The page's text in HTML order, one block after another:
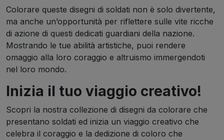
Colorare queste disegni di soldati non è solo divertente,
ma anche un’opportunità per riflettere sulle vite ricche
di azione di questi dedicati guardiani della nazione.
Mostrando le tue abilità artistiche, puoi rendere
omaggio alla loro coraggio e altruismo immergendoti
nel loro mondo.
Inizia il tuo viaggio creativo!
Scopri la nostra collezione di disegni da colorare che
presentano soldati ed inizia un viaggio creativo che
celebra il coraggio e la dedizione di coloro che